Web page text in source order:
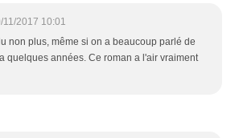
11/2017 10:01
non plus, même si on a beaucoup parlé de
quelques années. Ce roman a l'air vraiment